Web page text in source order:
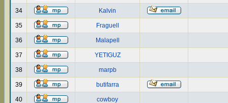
34 Kalvin
35 Fraguell
36 Malapell
37 YETIGUZ
38 marpb
39 butifarra
40 cowboy